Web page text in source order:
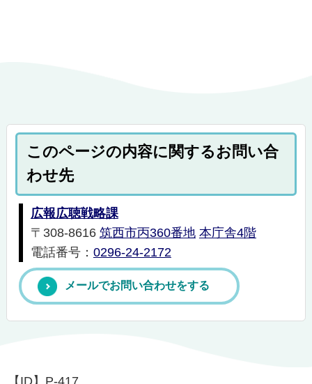
このページの内容に関するお問い合
わせ先
広報広聴戦略課
〒308-8616 筑西市丙360番地 本庁舎4階
電話番号： 0296-24-2172
メールでお問い合わせをする
【ID】 P-417